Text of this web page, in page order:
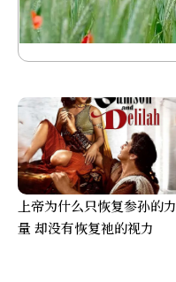
上帝为什么只恢复参孙的力
量 却没有恢复祂的视力